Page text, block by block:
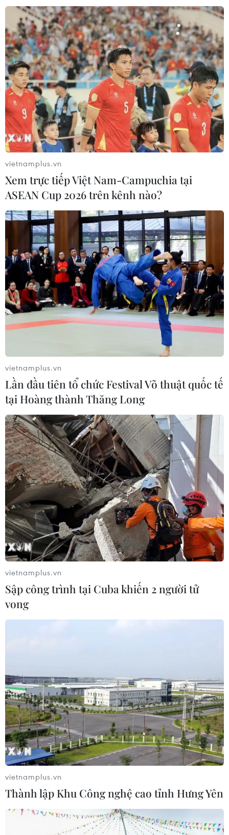
Nga và Trung Quốc thách thức vị thế quân
sự của Mỹ bằng công nghệ
13/06/2017 04:34
Bộ trưởng Quốc phòng Mỹ cho biết, Nga và Trung Quốc
đang thách thức ưu thế quân sự của Mỹ bằng những
tiến bộ về công nghệ trong các hệ thống vũ khí trên
biển, mặt đất và trên không.
Mỹ lo ngại công nghệ nhạy cảm lọt vào tay
Trung Quốc
14/06/2017 07:07
Một trong những quan ngại cụ thể của Mỹ là sự quan
tâm của Trung Quốc trong các lĩnh vực như trí tuệ nhân
tạo và sự học hỏi của máy móc - hiện đang thu hút
nguồn vốn ngày càng tăng từ Bắc Kinh.
vietnamplus.vn
Xem trực tiếp Việt Nam-Campuchia tại
ASEAN Cup 2026 trên kênh nào?
vietnamplus.vn
Lần đầu tiên tổ chức Festival Võ thuật quốc tế
tại Hoàng thành Thăng Long
vietnamplus.vn
Sập công trình tại Cuba khiến 2 người tử
vong
vietnamplus.vn
Thành lập Khu Công nghệ cao tỉnh Hưng Yên